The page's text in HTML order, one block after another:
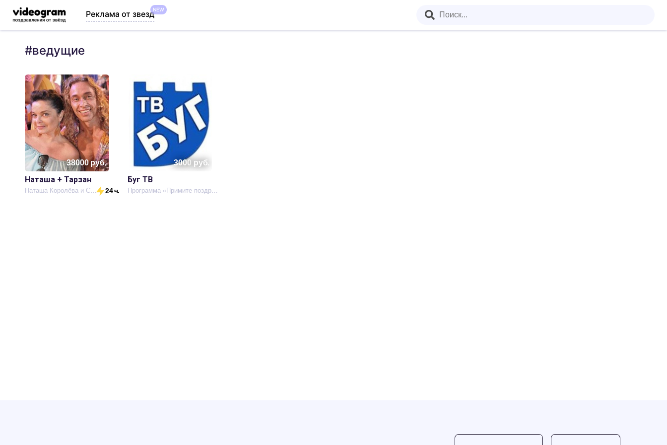
Реклама от звездNEW
#ведущие
38000руб.
Наташа + Тарзан
Наташа Королёва и Сергей Глушко 24 ч.
3000 руб.
Буг ТВ
Программа «Примите поздравления»